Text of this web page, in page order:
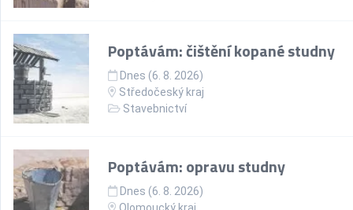
Poptávám: čištění kopané studny
Dnes (6. 8. 2026)
Středočeský kraj
Stavebnictví
Poptávám: opravu studny
Dnes (6. 8. 2026)